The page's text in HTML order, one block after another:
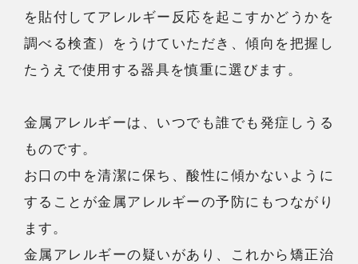
を貼付してアレルギー反応を起こすかどうかを
調べる検査）をうけていただき、傾向を把握し
たうえで使用する器具を慎重に選びます。
金属アレルギーは、いつでも誰でも発症しうる
ものです。
お口の中を清潔に保ち、酸性に傾かないように
することが金属アレルギーの予防にもつながり
ます。
金属アレルギーの疑いがあり、これから矯正治